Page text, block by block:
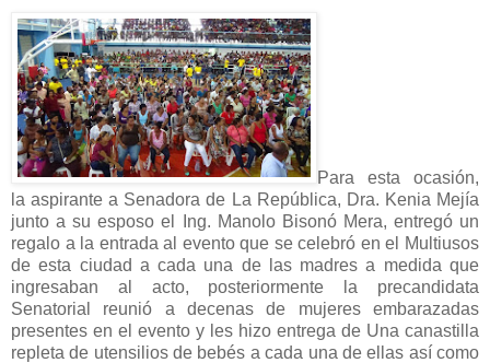
Para esta ocasión,
la aspirante a Senadora de La República, Dra. Kenia Mejía
junto a su esposo el Ing. Manolo Bisonó Mera, entregó un
regalo a la entrada al evento que se celebró en el Multiusos
de esta ciudad a cada una de las madres a medida que
ingresaban al acto, posteriormente la precandidata
Senatorial reunió a decenas de mujeres embarazadas
presentes en el evento y les hizo entrega de Una canastilla
repleta de utensilios de bebés a cada una de ellas así como